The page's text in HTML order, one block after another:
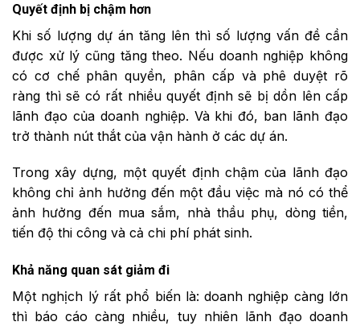
Quyết định bị chậm hơn
Khi số lượng dự án tăng lên thì số lượng vấn đề cần
được xử lý cũng tăng theo. Nếu doanh nghiệp không
có cơ chế phân quyền, phân cấp và phê duyệt rõ
ràng thì sẽ có rất nhiều quyết định sẽ bị dồn lên cấp
lãnh đạo của doanh nghiệp. Và khi đó, ban lãnh đạo
trở thành nút thắt của vận hành ở các dự án.
Trong xây dựng, một quyết định chậm của lãnh đạo
không chỉ ảnh hưởng đến một đầu việc mà nó có thể
ảnh hưởng đến mua sắm, nhà thầu phụ, dòng tiền,
tiến độ thi công và cả chi phí phát sinh.
Khả năng quan sát giảm đi
Một nghịch lý rất phổ biến là: doanh nghiệp càng lớn
thì báo cáo càng nhiều, tuy nhiên lãnh đạo doanh